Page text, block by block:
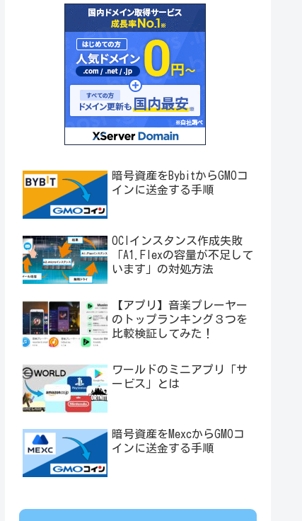
暗号資産をBybitからGMOコ
インに送金する手順
OCIインスタンス作成失敗
「A1.Flexの容量が不足して
います」の対処方法
【アプリ】音楽プレーヤー
のトップランキング３つを
比較検証してみた！
ワールドのミニアプリ「サ
ービス」とは
暗号資産をMexcからGMOコ
インに送金する手順